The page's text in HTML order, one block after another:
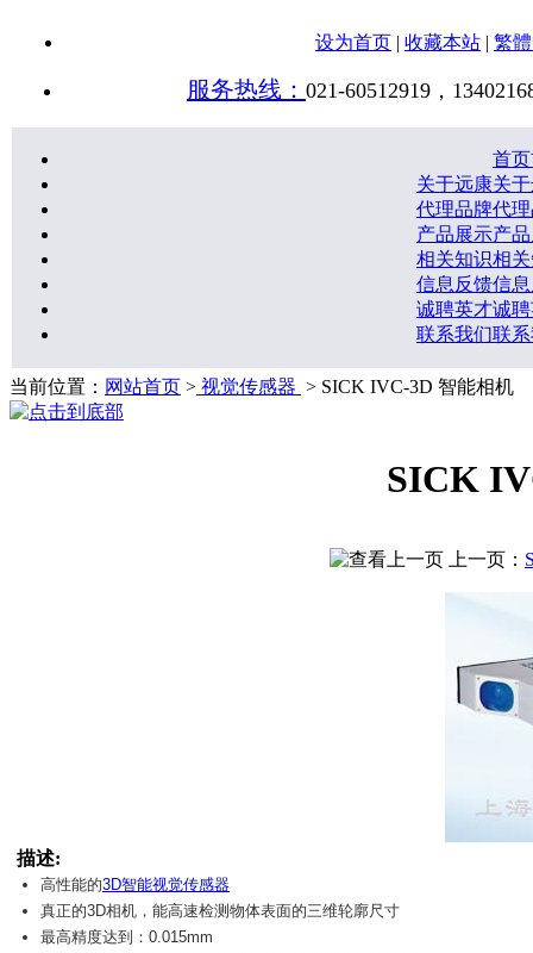
设为首页 | 收藏本站 | 繁
服务热线： 021-60512919，
首页
关于远康关
代理品牌代
产品展示产
相关知识相
信息反馈信
诚聘英才诚
联系我们联
当前位置： 网站首页 > 视觉传感器 > SICK IVC-3D 智能相机
SICK
上一页：
描述:
高性能的3D智能视觉传感器
真正的3D相机，能高速检测物体表面的三维轮廓尺寸
最高精度达到：0.015mm